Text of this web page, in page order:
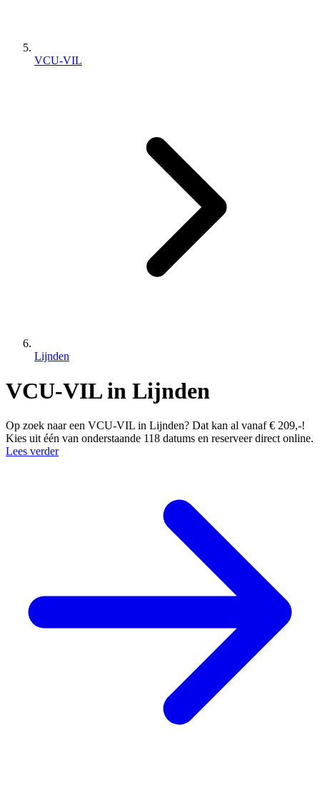
VCU-VIL
Lijnden
VCU-VIL in Lijnden
Op zoek naar een VCU-VIL in Lijnden? Dat kan al vanaf € 209,-!
Kies uit één van onderstaande 118 datums en reserveer direct online.
Lees verder